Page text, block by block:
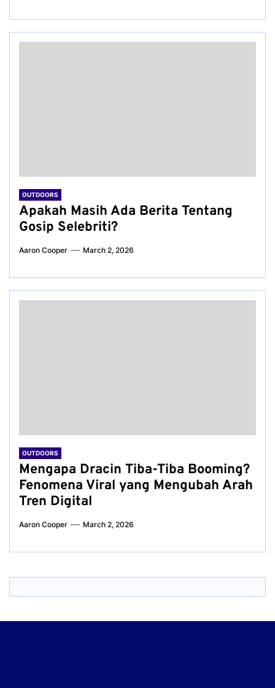
OUTDOORS
Apakah Masih Ada Berita Tentang
Gosip Selebriti?
Aaron Cooper March 2, 2026
OUTDOORS
Mengapa Dracin Tiba-Tiba Booming?
Fenomena Viral yang Mengubah Arah
Tren Digital
Aaron Cooper March 2, 2026